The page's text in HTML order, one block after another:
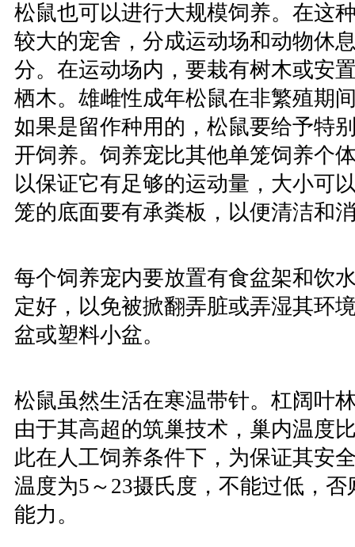
松鼠也可以进行大规模饲养。在这
较大的宠舍，分成运动场和动物休
分。在运动场内，要栽有树木或安
栖木。雄雌性成年松鼠在非繁殖期
如果是留作种用的，松鼠要给予特
开饲养。饲养宠比其他单笼饲养个
以保证它有足够的运动量，大小可
笼的底面要有承粪板，以便清洁和
每个饲养宠内要放置有食盆架和饮
定好，以免被掀翻弄脏或弄湿其环
盆或塑料小盆。
松鼠虽然生活在寒温带针。杠阔叶
由于其高超的筑巢技术，巢内温度
此在人工饲养条件下，为保证其安
温度为5～23摄氏度，不能过低，
能力。